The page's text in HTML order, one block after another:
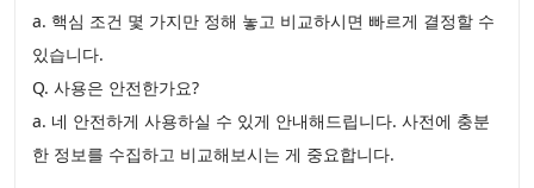
a. 핵심 조건 몇 가지만 정해 놓고 비교하시면 빠르게 결정할 수
있습니다.
Q. 사용은 안전한가요?
a. 네 안전하게 사용하실 수 있게 안내해드립니다. 사전에 충분
한 정보를 수집하고 비교해보시는 게 중요합니다.